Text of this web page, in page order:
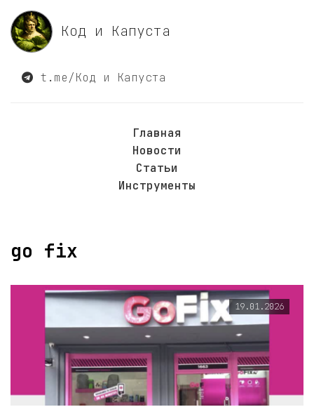
Код и Капуста
t.me/Код и Капуста
Главная
Новости
Статьи
Инструменты
go fix
19.01.2026